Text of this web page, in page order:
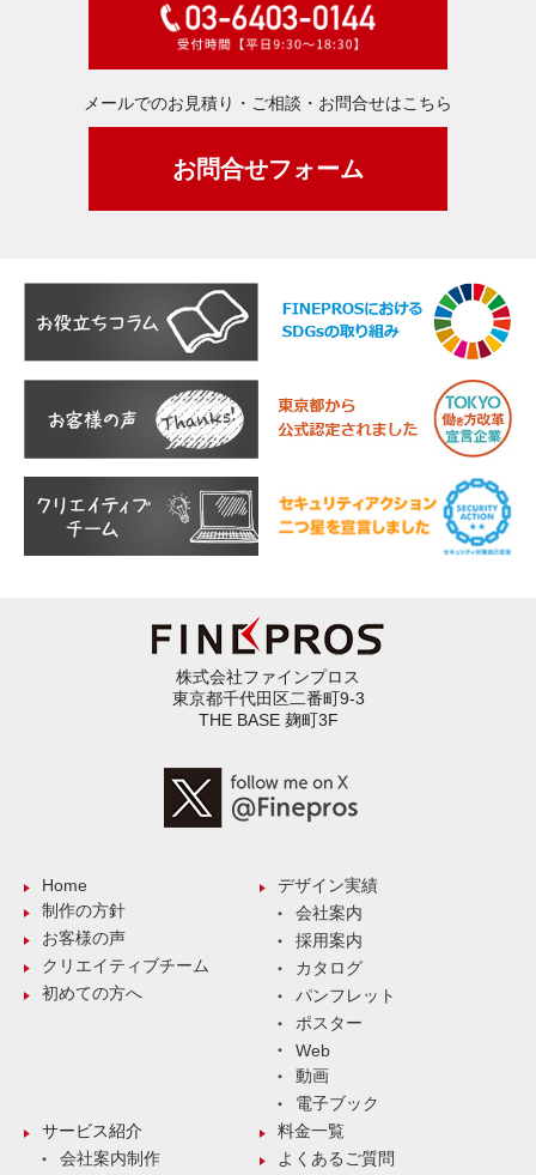
メールでのお見積り・ご相談・お問合せはこちら
お問合せフォーム
株式会社ファインプロス
東京都千代田区二番町9-3
THE BASE 麹町3F
Home
制作の方針
お客様の声
クリエイティブチーム
初めての方へ
デザイン実績
会社案内
採用案内
カタログ
パンフレット
ポスター
Web
動画
電子ブック
サービス紹介
会社案内制作
料金一覧
よくあるご質問